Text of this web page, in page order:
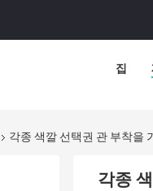
집
각종 색깔 선택권 관 부착을
각종